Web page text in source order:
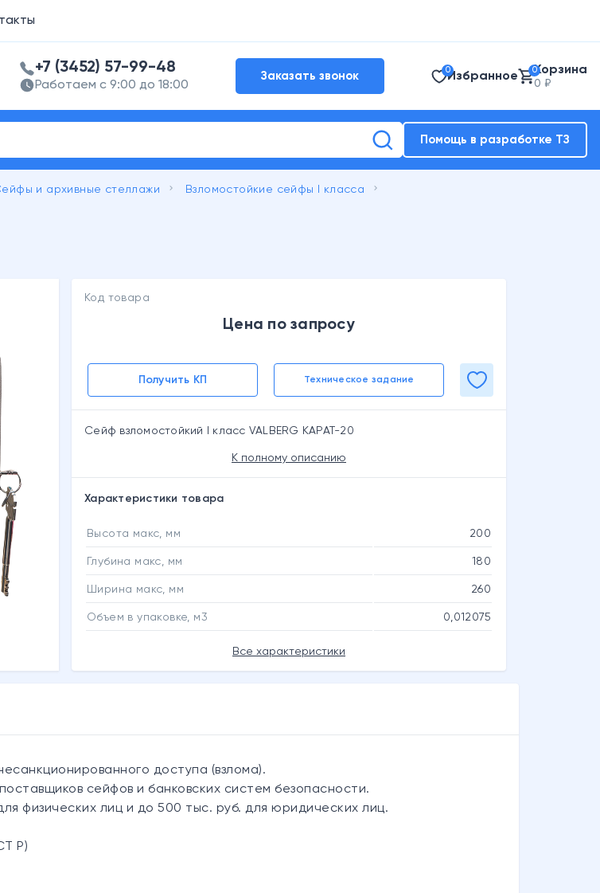
+7 (3452) 57-99-48
Работаем с 9:00 до 18:00
Заказать звонок
0Избранное 0Корзина
0 ₽
Помощь в разработке ТЗ
и архивные стеллажи keyboard_arrow_right Взломостойкие сейфы I класса keyboard_arrow_right
Код товара
Цена по запросу
Получить КП Техническое задание
Сейф взломостойкий I класс VALBERG КАРАТ-20
К полному описанию
Характеристики товара
Высота макс, мм 200
Глубина макс, мм 180
Ширина макс, мм 260
Объем в упаковке, м3 0,012075
Все характеристики
доступа (взлома).
сейфов и банковских систем безопасности.
физических лиц и до 500 тыс. руб. для юридических лиц.
Р)